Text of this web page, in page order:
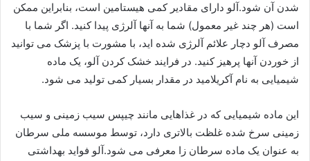
شدن آن شود.آلو دارای مقادیر کمی هیستامین است، بنابراین ممکن
است (هر چند غیر معمول) شما به آنها آلرژی پیدا کنید. اگر شما با
مصرف آلو دچار علائم آلرژی شده اید، با مشورت با پزشک می توانید
از خوردن آنها پرهیز کنید. در فرایند خشک کردن آلو، یک ماده
شیمیایی به نام آکریلامید در مقدار بسیار کمی تولید می شود.
این ماده شیمیایی که در غذاهایی مانند چیپس سیب زمینی و سیب
زمینی سرخ شده غلظت بالاتری دارد، توسط موسسه ملی سرطان
به عنوان یک ماده سرطان زا معرفی می شود.آلو فواید بهداشتی